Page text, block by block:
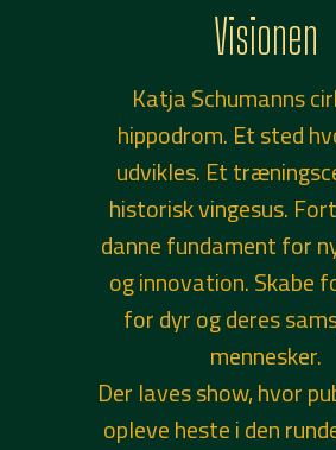
Visionen
Katja Schumanns
hippodrom. Et sted
udvikles. Et
historisk vingesus.
danne fundament for
og innovation. Skabe
for dyr og deres
mennesker.
Der laves show, hvor
opleve heste i den